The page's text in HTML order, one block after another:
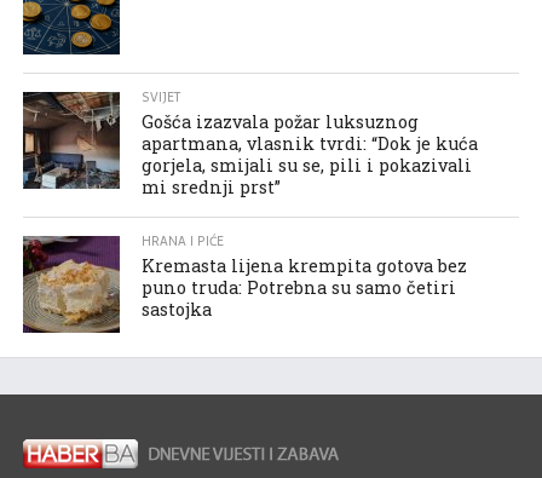
SVIJET
Gošća izazvala požar luksuznog
apartmana, vlasnik tvrdi: “Dok je kuća
gorjela, smijali su se, pili i pokazivali
mi srednji prst”
HRANA I PIĆE
Kremasta lijena krempita gotova bez
puno truda: Potrebna su samo četiri
sastojka